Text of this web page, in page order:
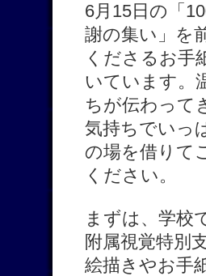
6月15日の「
謝の集い」を
くださるお手
いています。
ちが伝わって
気持ちでいっ
の場を借りて
ください。
まずは、学校
附属視覚特別
絵描きやお手